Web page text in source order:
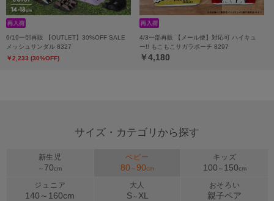
6/19一部再販 【OUTLET】30%OFF SALE
メッシュサンダル 8327
￥2,233 (30%OFF)
4/3一部再販 【メール便】対応可 ハイキュ
ー!! もこもこサガラポーチ 8297
￥4,180
サイズ・カテゴリから探す
新生児
～ 70cm
ベビー
80 ～90cm
キッズ
100 ～ 150cm
ジュニア
140～ 160cm
大人
S～ XL
おそろい
親子ペア